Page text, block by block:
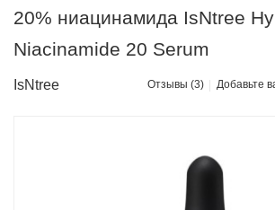
20% ниацинамида IsNtree
Niacinamide 20 Serum
IsNtree Отзывы (3) Добавьте